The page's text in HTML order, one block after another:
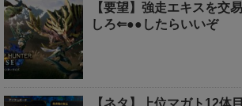
【要望】強走エキスを交
しろ⇐●●したらいいぞ
【ネタ】上位マガト12体